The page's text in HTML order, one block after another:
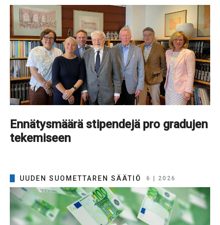
Ennätysmäärä stipendejä pro gradujen
tekemiseen
UUDEN SUOMETTAREN SÄÄTIÖ 6 | 2026